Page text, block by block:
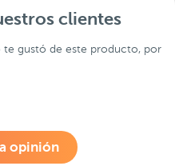
clientes
te gustó de este producto, por
opinión